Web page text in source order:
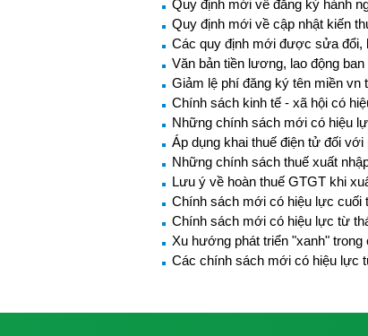
Quy định mới về đăng ký hành
Quy định mới về cập nhật kiến
Các quy định mới được sửa đổi,
Văn bản tiền lương, lao động
Giảm lệ phí đăng ký tên miền vn
Chính sách kinh tế - xã hội có
Những chính sách mới có hiệu
Áp dụng khai thuế điện tử đối
Những chính sách thuế xuất
Lưu ý về hoàn thuế GTGT khi
Chính sách mới có hiệu lực cuối
Chính sách mới có hiệu lực từ
Xu hướng phát triển "xanh" trong
Các chính sách mới có hiệu lực